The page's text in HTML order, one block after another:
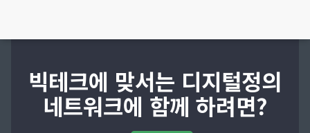
빅테크에 맞서는 디지털정의
네트워크에 함께 하려면?